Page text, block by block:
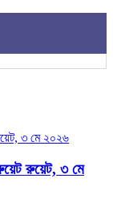
রুয়েট, ৩ মে